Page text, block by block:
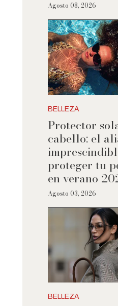
Agosto 08, 2026
BELLEZA
Protector
cabello: el
proteger tu
en verano
Agosto 03, 2026
BELLEZA